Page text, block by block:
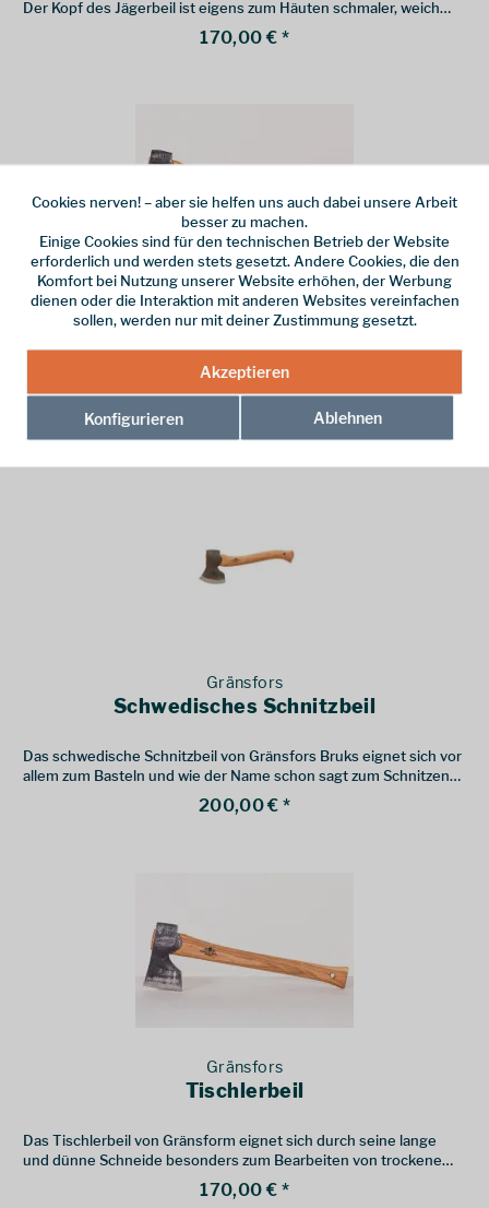
Der Kopf des Jägerbeil ist eigens zum Häuten schmaler, weich
170,00 € *
Gränsfors
Forstbeil
Das Gränsfors Forstbeil ist unser Favorit. Größerer Kopf und
längerer Stiel als beim Gränsfors Wildmarksbeil geben mehr Kraft
beim Hauen.
Gränsfors
Schwedisches Schnitzbeil
Das schwedische Schnitzbeil von Gränsfors Bruks eignet sich vor
allem zum Basteln und wie der Name schon sagt zum Schnitzen
200,00 € *
Gränsfors
Tischlerbeil
Das Tischlerbeil von Gränsform eignet sich durch seine lange
und dünne Schneide besonders zum Bearbeiten von trockenem
170,00 € *
Cookies nerven! – aber sie helfen uns auch dabei unsere Arbeit
besser zu machen.
Einige Cookies sind für den technischen Betrieb der Website
erforderlich und werden stets gesetzt. Andere Cookies, die den
Komfort bei Nutzung unserer Website erhöhen, der Werbung
dienen oder die Interaktion mit anderen Websites vereinfachen
sollen, werden nur mit deiner Zustimmung gesetzt.
Akzeptieren
Konfigurieren Ablehnen